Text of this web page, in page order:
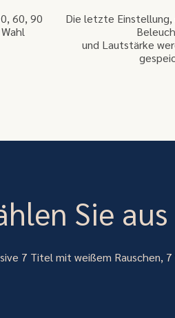
60, 90
Die letzte Einstellung,
und Lautstärke
Sie
7 Titel mit weißem Rauschen,